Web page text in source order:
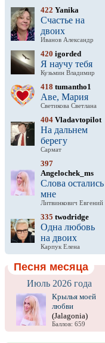
422 Yanika
Счастье на
двоих
Иванов Александр
420 igorded
Я научу тебя
Кузьмин Владимир
418 tumantho1
Аве, Мария
Светикова Светлана
404 Vladavtopilot
На дальнем
берегу
Сармат
397
Angelochek_ms
Слова остались
мне
Литвинкович Евгений
335 twodridge
Одна любовь
на двоих
Карпук Елена
Песня месяца
Июль 2026 года
Крылья моей
любви
(Jalagonia)
Баллов: 659